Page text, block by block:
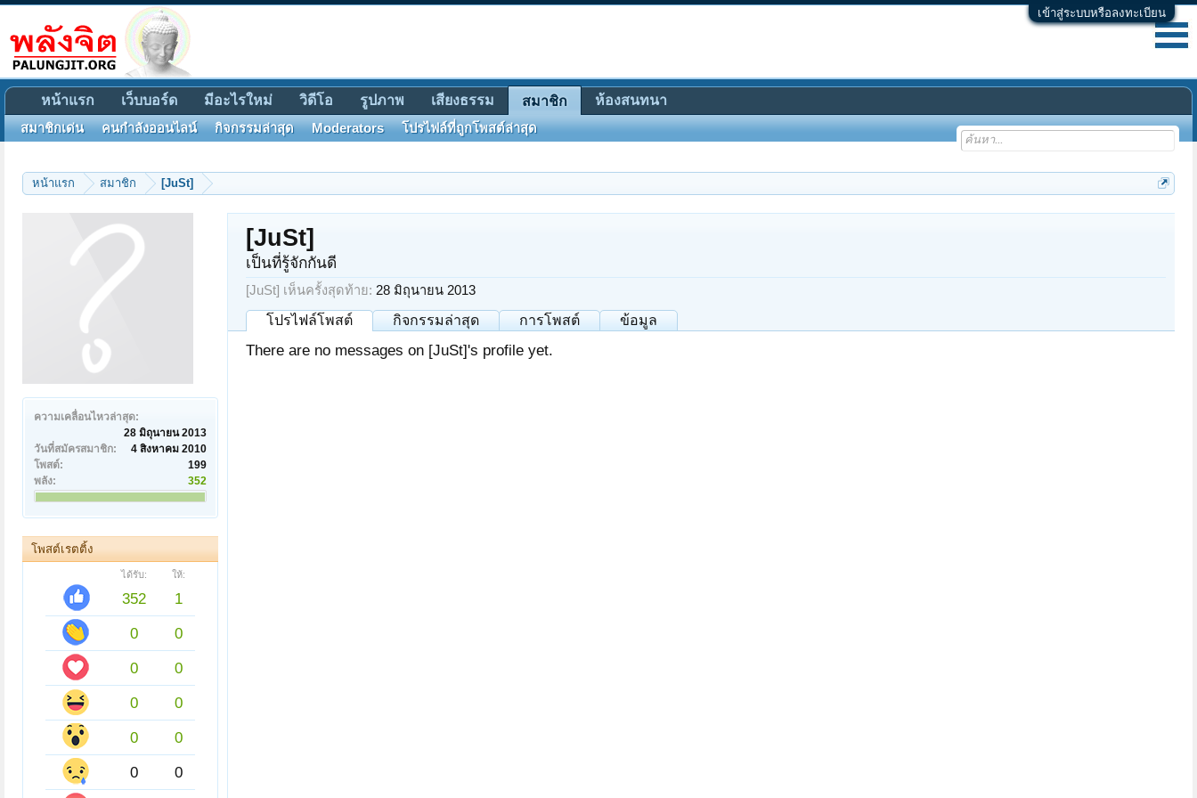
เข้าสู่ระบบหรือลงทะเบียน
หน้าแรก สมาชิก [JuSt]
ความเคลื่อนไหวล่าสุด:
28 มิถุนายน 2013
วันที่สมัครสมาชิก:
4 สิงหาคม 2010
โพสต์:
199
พลัง:
352
โพสต์เรตติ้ง
ได้รับ: ให้:
352
1
0
0
0
0
0
0
0
0
0
0
[JuSt]
เป็นที่รู้จักกันดี
[JuSt] เห็นครั้งสุดท้าย: 28 มิถุนายน 2013
โปรไฟล์โพสต์ กิจกรรมล่าสุด การโพสต์ ข้อมูล
There are no messages on [JuSt]'s profile yet.
หน้าแรก เว็บบอร์ด มีอะไรใหม่ วิดีโอ รูปภาพ เสียงธรรม สมาชิก
สมาชิกเด่น คนกำลังออนไลน์ กิจกรรมล่าสุด Moderators โปรไฟล์ที่ถูกโพสต์ล่าสุด
ห้องสนทนา